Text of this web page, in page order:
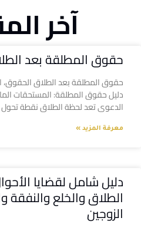
آخر
حقوق المطلقة بعد
حقوق المطلقة بعد الطلاق الحقوق،
دليل حقوق المطلقة: المستحقات
الدعوى تعد لحظة الطلاق نقطة
معرفة المزيد »
دليل شامل لقضايا
الطلاق والخلع
الزوجين